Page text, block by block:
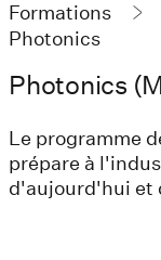
Formations
Photonics
Photonics
Le programme
prépare à
d'aujourd'hui et